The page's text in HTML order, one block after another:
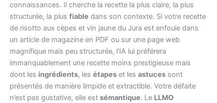
connaissances. Il cherche la recette la plus claire, la plus
structurée, la plus fiable dans son contexte. Si votre recette
de risotto aux cèpes et vin jaune du Jura est enfouie dans
un article de magazine en PDF ou sur une page web
magnifique mais peu structurée, l’IA lui préférera
immanquablement une recette moins prestigieuse mais
dont les ingrédients, les étapes et les astuces sont
présentés de manière limpide et extractible. Votre défaite
n’est pas gustative, elle est sémantique. Le LLMO